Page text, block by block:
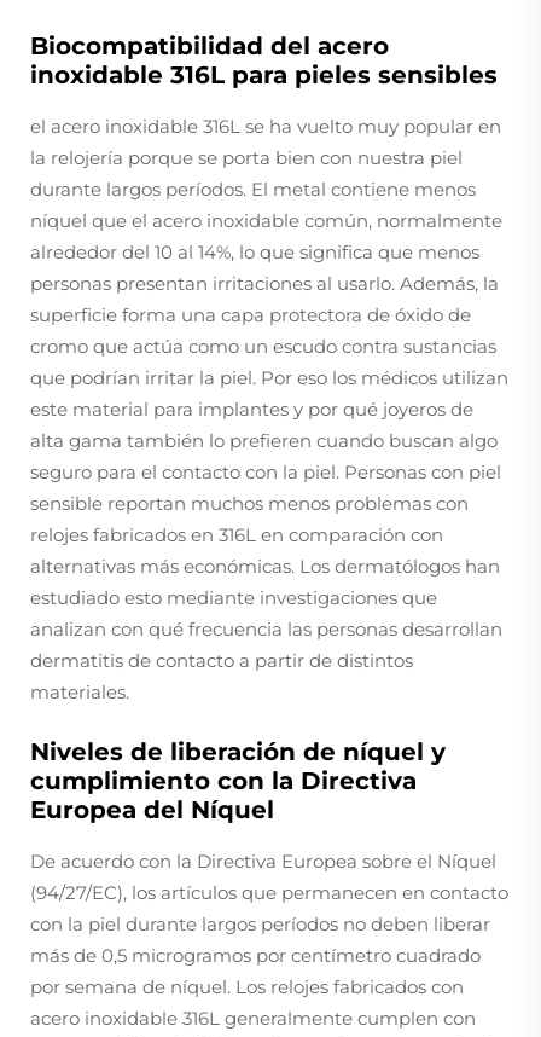
Biocompatibilidad del acero
inoxidable 316L para pieles sensibles
el acero inoxidable 316L se ha vuelto muy popular en
la relojería porque se porta bien con nuestra piel
durante largos períodos. El metal contiene menos
níquel que el acero inoxidable común, normalmente
alrededor del 10 al 14%, lo que significa que menos
personas presentan irritaciones al usarlo. Además, la
superficie forma una capa protectora de óxido de
cromo que actúa como un escudo contra sustancias
que podrían irritar la piel. Por eso los médicos utilizan
este material para implantes y por qué joyeros de
alta gama también lo prefieren cuando buscan algo
seguro para el contacto con la piel. Personas con piel
sensible reportan muchos menos problemas con
relojes fabricados en 316L en comparación con
alternativas más económicas. Los dermatólogos han
estudiado esto mediante investigaciones que
analizan con qué frecuencia las personas desarrollan
dermatitis de contacto a partir de distintos
materiales.
Niveles de liberación de níquel y
cumplimiento con la Directiva
Europea del Níquel
De acuerdo con la Directiva Europea sobre el Níquel
(94/27/EC), los artículos que permanecen en contacto
con la piel durante largos períodos no deben liberar
más de 0,5 microgramos por centímetro cuadrado
por semana de níquel. Los relojes fabricados con
acero inoxidable 316L generalmente cumplen con